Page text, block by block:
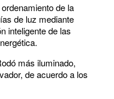
de la
de luz mediante
inteligente de las
más iluminado,
de acuerdo a los